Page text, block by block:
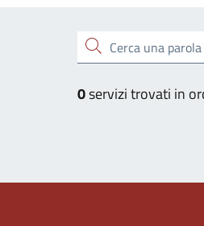
Esplora
Cerca una parola chiave
0servizi trovati in